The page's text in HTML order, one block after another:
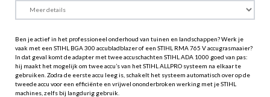
Ben je actief in het professioneel onderhoud van tuinen en landschappen? Werk je
vaak met een STIHL BGA 300 accubladblazer of een STIHL RMA 765 V accugrasmaaier?
In dat geval komt de adapter met twee accuschachten STIHL ADA 1000 goed van pas:
hij maakt het mogelijk om twee accu’s van het STIHL ALLPRO systeem na elkaar te
gebruiken. Zodra de eerste accu leeg is, schakelt het systeem automatisch over op de
tweede accu voor een efficiënte en vrijwel ononderbroken werking met je STIHL
machines, zelfs bij langdurig gebruik.